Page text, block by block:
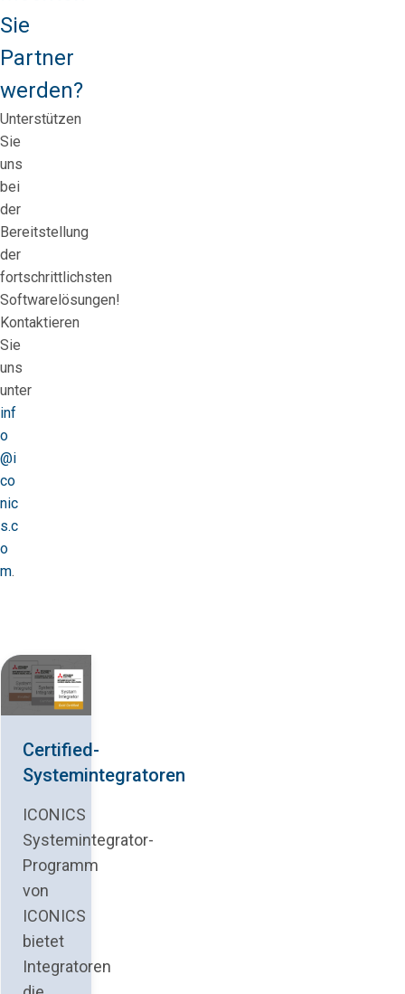
Sie
Partner
werden?
Unterstützen
Sie
uns
bei
der
Bereitstellung
der
fortschrittlichsten
Softwarelösungen!
Kontaktieren
Sie
uns
unter
inf
o
@i
co
nic
s.c
o
m.
Certified-
Systemintegratoren
ICONICS
Systemintegrator-
Programm
von
ICONICS
bietet
Integratoren